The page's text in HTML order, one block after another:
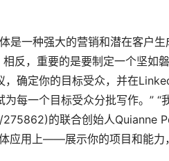
是一种强大的营销和潜在客户
相反，重要的是要制定一个坚
确定你的目标受众，并在
每一个目标受众分批写作。”
的联合创始人Quianne
应用上——展示你的项目和能力